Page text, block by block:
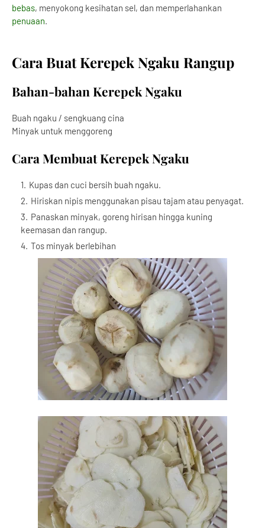
bebas, menyokong kesihatan sel, dan memperlahankan
penuaan.
Cara Buat Kerepek Ngaku Rangup
Bahan-bahan Kerepek Ngaku
Buah ngaku / sengkuang cina
Minyak untuk menggoreng
Cara Membuat Kerepek Ngaku
Kupas dan cuci bersih buah ngaku.
Hiriskan nipis menggunakan pisau tajam atau penyagat.
Panaskan minyak, goreng hirisan hingga kuning
keemasan dan rangup.
Tos minyak berlebihan